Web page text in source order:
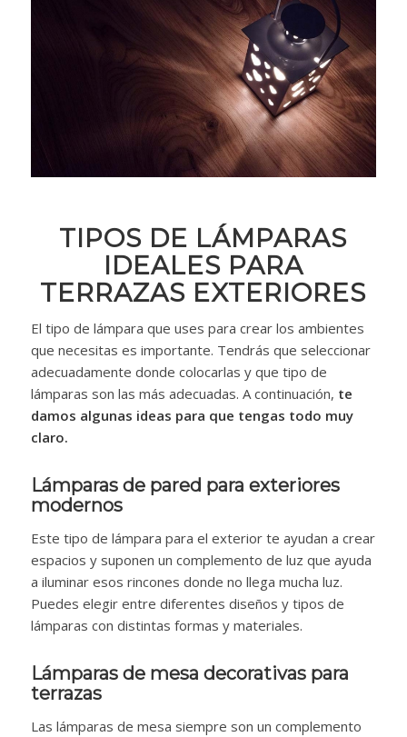
TIPOS DE LÁMPARAS
IDEALES PARA
TERRAZAS EXTERIORES
El tipo de lámpara que uses para crear los ambientes
que necesitas es importante. Tendrás que seleccionar
adecuadamente donde colocarlas y que tipo de
lámparas son las más adecuadas. A continuación, te
damos algunas ideas para que tengas todo muy
claro.
Lámparas de pared para exteriores
modernos
Este tipo de lámpara para el exterior te ayudan a crear
espacios y suponen un complemento de luz que ayuda
a iluminar esos rincones donde no llega mucha luz.
Puedes elegir entre diferentes diseños y tipos de
lámparas con distintas formas y materiales.
Lámparas de mesa decorativas para
terrazas
Las lámparas de mesa siempre son un complemento